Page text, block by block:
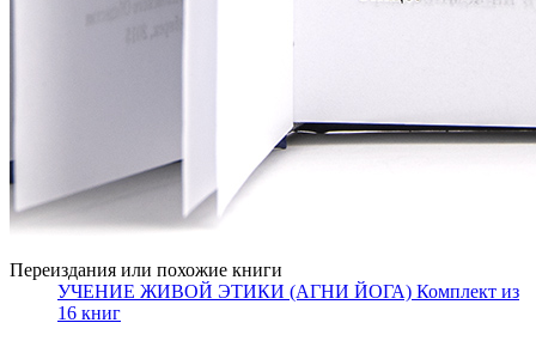
Переиздания или похожие книги
УЧЕНИЕ ЖИВОЙ ЭТИКИ (АГНИ ЙОГА) Комплект из
16 книг